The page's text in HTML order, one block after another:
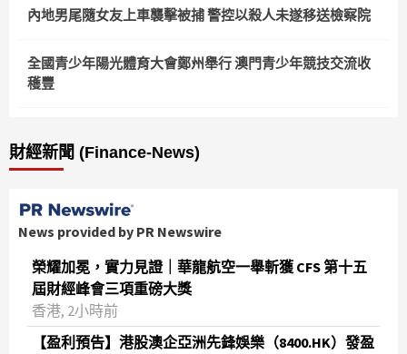
內地男尾隨女友上車襲擊被捕 警控以殺人未遂移送檢察院
全國青少年陽光體育大會鄭州舉行 澳門青少年競技交流收
穫豐
財經新聞 (Finance-News)
News provided by PR Newswire
榮耀加冕，實力見證｜華龍航空一舉斬獲 CFS 第十五
屆財經峰會三項重磅大獎
香港, 2小時前
【盈利預告】港股澳企亞洲先鋒娛樂（8400.HK）發盈